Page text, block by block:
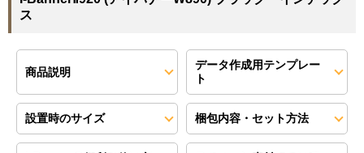
ス
商品説明
データ作成用テンプレー
ト
設置時のサイズ 梱包内容・セット方法